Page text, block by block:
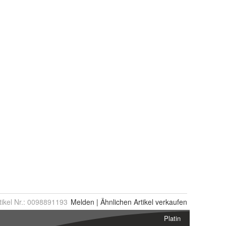
Nr.: 0098891193 Melden | Ähnlichen Artikel verkaufen
Platin